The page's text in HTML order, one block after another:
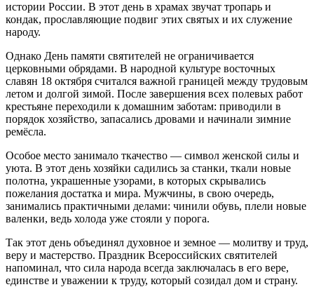
истории России. В этот день в храмах звучат тропарь и
кондак, прославляющие подвиг этих святых и их служение
народу.
Однако День памяти святителей не ограничивается
церковными обрядами. В народной культуре восточных
славян 18 октября считался важной границей между трудовым
летом и долгой зимой. После завершения всех полевых работ
крестьяне переходили к домашним заботам: приводили в
порядок хозяйство, запасались дровами и начинали зимние
ремёсла.
Особое место занимало ткачество — символ женской силы и
уюта. В этот день хозяйки садились за станки, ткали новые
полотна, украшенные узорами, в которых скрывались
пожелания достатка и мира. Мужчины, в свою очередь,
занимались практичными делами: чинили обувь, плели новые
валенки, ведь холода уже стояли у порога.
Так этот день объединял духовное и земное — молитву и труд,
веру и мастерство. Праздник Всероссийских святителей
напоминал, что сила народа всегда заключалась в его вере,
единстве и уважении к труду, который созидал дом и страну.